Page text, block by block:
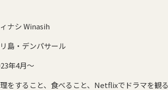
ナシ Winasih
島・デンパサール
年4月～
をすること、食べること、Netflixでドラマを観る